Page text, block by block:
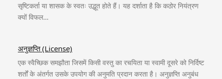
सृष्टिकर्ता या शासक के स्वतः उद्भूत होते हैं। यह दर्शाता है कि कठोर नियंत्रण
क्यों विफल…
अनुज्ञप्ति (License)
एक स्वैच्छिक समझौता जिसमें किसी वस्तु का रचयिता या स्वामी दूसरे को निर्दिष्ट
शर्तों के अंतर्गत उसके उपयोग की अनुमति प्रदान करता है। अनुज्ञप्ति अनुबंध